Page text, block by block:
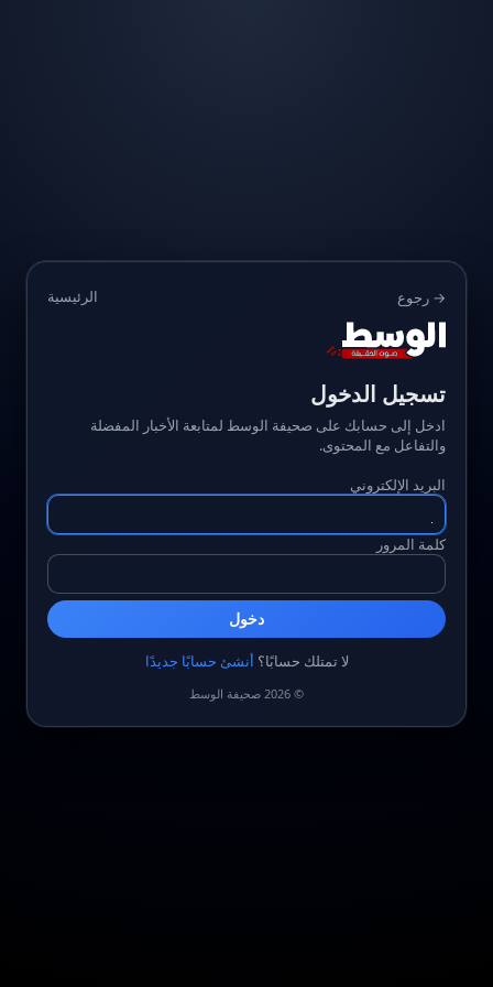
→ رجوع الرئيسية
تسجيل الدخول
ادخل إلى حسابك على صحيفة الوسط لمتابعة الأخبار المفضلة
والتفاعل مع المحتوى.
البريد الإلكتروني
كلمة المرور
دخول
لا تمتلك حسابًا؟ أنشئ حسابًا جديدًا
© 2026 صحيفة الوسط